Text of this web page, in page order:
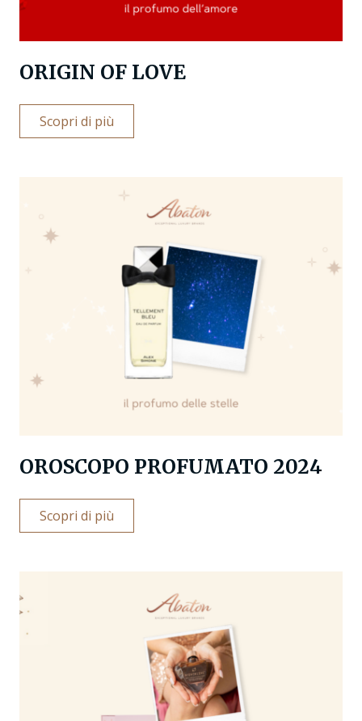
ORIGIN OF LOVE
Scopri di più
OROSCOPO PROFUMATO 2024
Scopri di più